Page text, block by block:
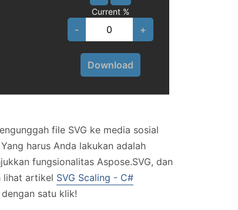
Current %
- +
Download
file SVG ke media sosial
harus Anda lakukan adalah
fungsionalitas Aspose.SVG, dan
lihat artikel SVG Scaling - C#
satu klik!